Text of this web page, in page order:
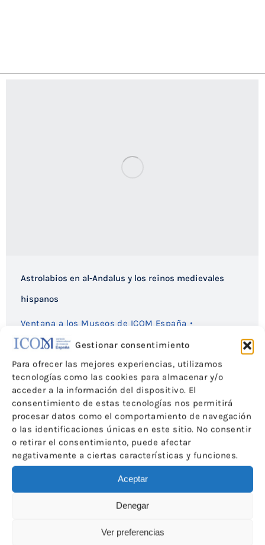
Gestionar consentimiento
Para ofrecer las mejores experiencias, utilizamos
tecnologías como las cookies para almacenar y/o
acceder a la información del dispositivo. El
consentimiento de estas tecnologías nos permitirá
procesar datos como el comportamiento de navegación
o las identificaciones únicas en este sitio. No consentir
o retirar el consentimiento, puede afectar
negativamente a ciertas características y funciones.
Aceptar
Denegar
Ver preferencias
Astrolabios en al-Andalus y los reinos medievales
hispanos
Ventana a los Museos de ICOM España
PorICOM-CE 1 de febrero de 2019